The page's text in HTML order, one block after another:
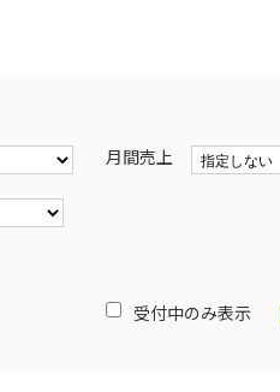
月間売上
受付中のみ表示